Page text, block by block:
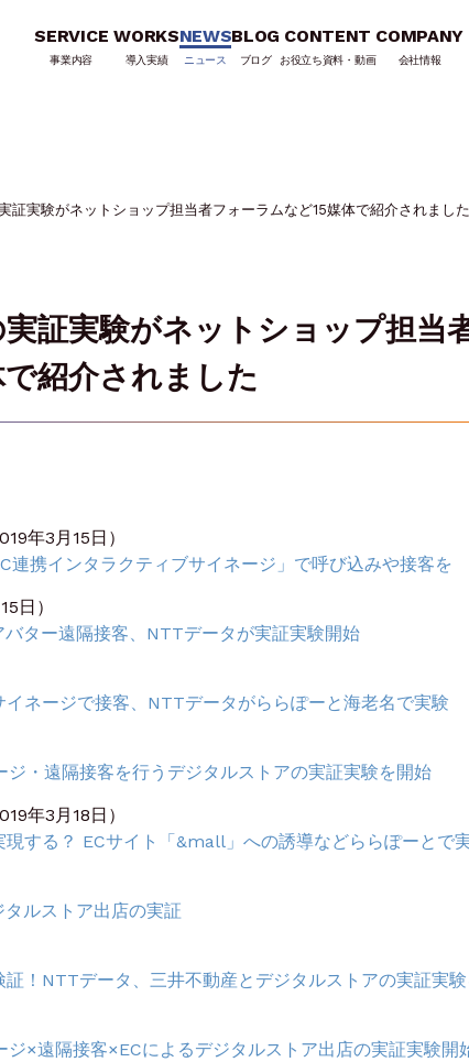
SERVICE
事業内容
WORKS
導入実績
NEWS
ニュース
BLOG
ブログ
CONTENT
お役立ち資料・動画
COMPANY
会社情報
証実験がネットショップ担当者フォーラムなど15媒体で紹介されました
証実験がネットショップ担当
紹介されました
年3月15日）
連携インタラクティブサイネージ」で呼び込みや接客を
日）
ター遠隔接客、NTTデータが実証実験開始
ネージで接客、NTTデータがららぽーと海老名で実験
・遠隔接客を行うデジタルストアの実証実験を開始
年3月18日）
する？ ECサイト「&mall」への誘導などららぽーとで
ルストア出店の実証
！NTTデータ、三井不動産とデジタルストアの実証実
×遠隔接客×ECによるデジタルストア出店の実証実験開